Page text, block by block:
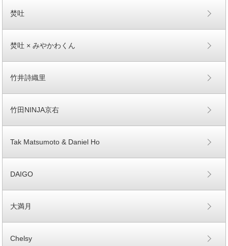
焚吐
焚吐 × みやかわくん
竹井詩織里
竹田NINJA京右
Tak Matsumoto & Daniel Ho
DAIGO
大満月
Chelsy